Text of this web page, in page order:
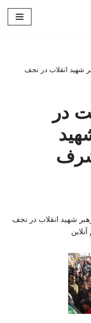
شهید انقلاب در نجف
در
شهید انقلاب در نجف